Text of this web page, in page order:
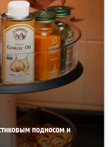
подносом и